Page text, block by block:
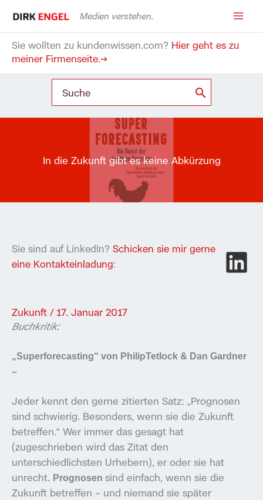
Inhalt
springen
Medien verstehen.
Sie wollten zu kundenwissen.com? Hier geht es zu
meiner Firmenseite.→
Search
for:
In die Zukunft gibt es keine Abkürzung
Sie sind auf LinkedIn? Schicken sie mir gerne
eine Kontakteinladung:
Zukunft / 17. Januar 2017
Buchkritik:
„Superforecasting“ von PhilipTetlock & Dan Gardner
–
Jeder kennt den gerne zitierten Satz: „Prognosen
sind schwierig. Besonders, wenn sie die Zukunft
betreffen.“ Wer immer das gesagt hat
(zugeschrieben wird das Zitat den
unterschiedlichsten Urhebern), er oder sie hat
unrecht. Prognosen sind einfach, wenn sie die
Zukunft betreffen – und niemand sie später